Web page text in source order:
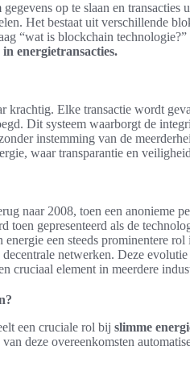
op te slaan en transacties
Het bestaat uit verschillende
“wat is blockchain
energietransacties.
Elke transactie wordt
Dit systeem waarborgt de
instemming van de
waar transparantie en
naar 2008, toen een anonieme
toen gepresenteerd als de
een steeds prominentere rol
netwerken. Deze
cruciaal element in meerdere
een cruciale rol bij slimme
deze overeenkomsten